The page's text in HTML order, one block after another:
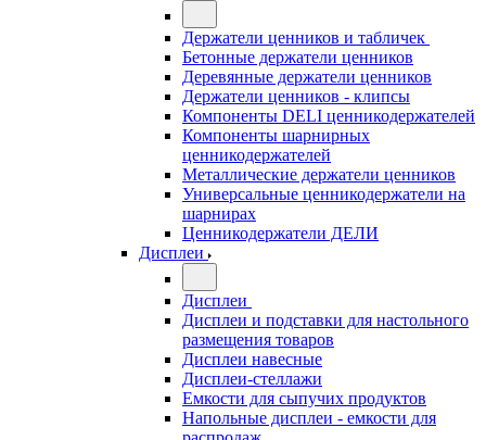
Держатели ценников и табличек
Бетонные держатели ценников
Деревянные держатели ценников
Держатели ценников - клипсы
Компоненты DELI ценникодержателей
Компоненты шарнирных
ценникодержателей
Металлические держатели ценников
Универсальные ценникодержатели на
шарнирах
Ценникодержатели ДЕЛИ
Дисплеи
Дисплеи
Дисплеи и подставки для настольного
размещения товаров
Дисплеи навесные
Дисплеи-стеллажи
Емкости для сыпучих продуктов
Напольные дисплеи - емкости для